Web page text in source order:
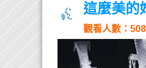
這麼美的
觀看人數：508